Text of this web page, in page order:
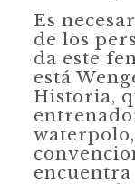
Es
de los
da este
está
Historia,